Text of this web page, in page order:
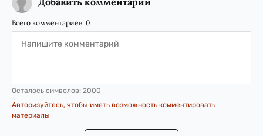
Всего комментариев: 0
Осталось символов: 2000
Авторизуйтесь, чтобы иметь возможность комментировать
материалы